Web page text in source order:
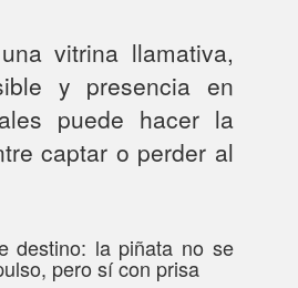
vitrina llamativa,
y presencia en
puede hacer la
captar o perder al
destino: la piñata no se
pero sí con prisa